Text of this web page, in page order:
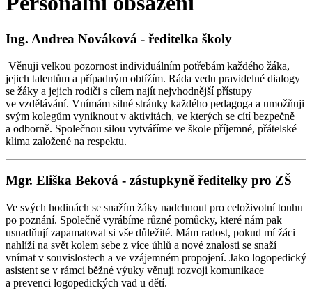
Ing. Andrea Nováková - ředitelka školy
Věnuji velkou pozornost individuálním potřebám každého žáka,
jejich talentům a případným obtížím. Ráda vedu pravidelné dialogy
se žáky a jejich rodiči s cílem najít nejvhodnější přístupy
ve vzdělávání. Vnímám silné stránky každého pedagoga a umožňuji
svým kolegům vyniknout v aktivitách, ve kterých se cítí bezpečně
a odborně. Společnou silou vytváříme ve škole příjemné, přátelské
klima založené na respektu.
Mgr. Eliška Beková - zástupkyně ředitelky pro ZŠ
Ve svých hodinách se snažím žáky nadchnout pro celoživotní touhu
po poznání. Společně vyrábíme různé pomůcky, které nám pak
usnadňují zapamatovat si vše důležité. Mám radost, pokud mí žáci
nahlíží na svět kolem sebe z více úhlů a nové znalosti se snaží
vnímat v souvislostech a ve vzájemném propojení. Jako logopedický
asistent se v rámci běžné výuky věnuji rozvoji komunikace
a prevenci logopedických vad u dětí.